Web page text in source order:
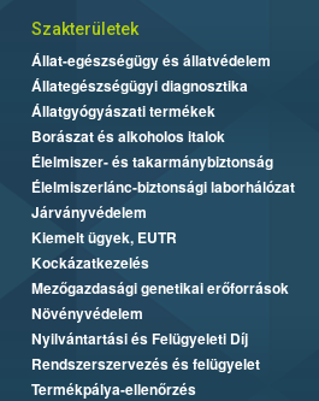
Szakterületek
Állat-egészségügy és állatvédelem
Állategészségügyi diagnosztika
Állatgyógyászati termékek
Borászat és alkoholos italok
Élelmiszer- és takarmánybiztonság
Élelmiszerlánc-biztonsági laborhálózat
Járványvédelem
Kiemelt ügyek, EUTR
Kockázatkezelés
Mezőgazdasági genetikai erőforrások
Növényvédelem
Nyilvántartási és Felügyeleti Díj
Rendszerszervezés és felügyelet
Termékpálya-ellenőrzés